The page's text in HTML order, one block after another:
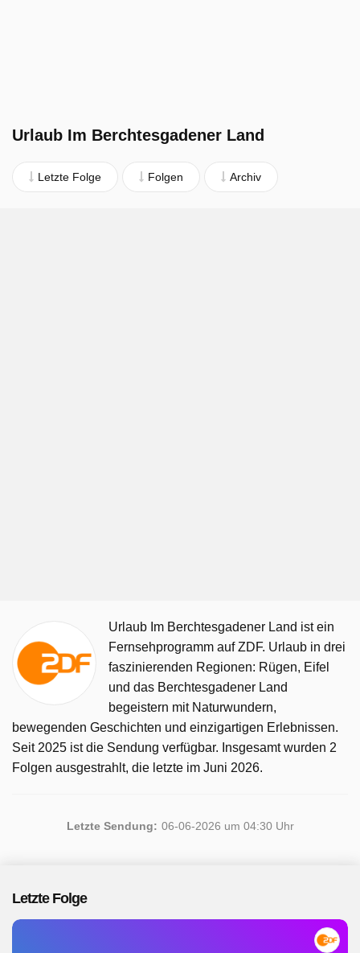
Urlaub Im Berchtesgadener Land
Letzte Folge Folgen Archiv
Urlaub Im Berchtesgadener Land ist ein
Fernsehprogramm auf ZDF. Urlaub in drei
faszinierenden Regionen: Rügen, Eifel
und das Berchtesgadener Land
begeistern mit Naturwundern,
bewegenden Geschichten und einzigartigen Erlebnissen.
Seit 2025 ist die Sendung verfügbar. Insgesamt wurden 2
Folgen ausgestrahlt, die letzte im Juni 2026.
Letzte Sendung: 06-06-2026 um 04:30 Uhr
Letzte Folge